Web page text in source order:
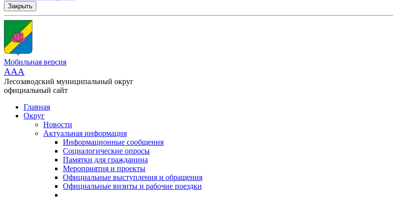
Закрыть
Мобильная версия
AAA
Лесозаводский муниципальный округ
официальный сайт
Главная
Округ
Новости
Актуальная информация
Информационные сообщения
Социалогические опросы
Памятки для гражданина
Мероприятия и проекты
Официальные выступления и обращения
Официальные визиты и рабочие поездки